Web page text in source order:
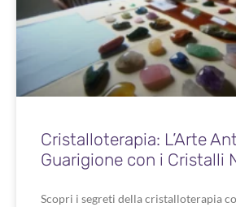
Cristalloterapia: L’Arte
Guarigione con i Cristalli
Scopri i segreti della cristalloterapia